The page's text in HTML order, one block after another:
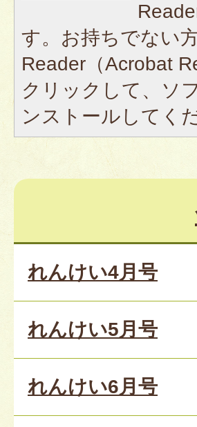
す。お持ちでない
Reader（Acrobat
クリックして、ソ
ンストールしてく
れんけい4月号
れんけい5月号
れんけい6月号